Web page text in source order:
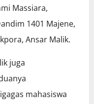
Massiara,
1401 Majene,
Ansar Malik.
juga
mahasiswa